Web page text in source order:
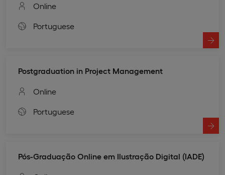
Online
Portuguese
Postgraduation in Project Management
Online
Portuguese
Pós-Graduação Online em Ilustração Digital (IADE)